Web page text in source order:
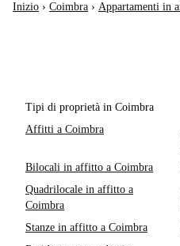
Inizio › Coimbra › Appartamenti in
Tipi di proprietà in Coimbra
Affitti a Coimbra
Bilocali in affitto a Coimbra
Quadrilocale in affitto a
Coimbra
Stanze in affitto a Coimbra